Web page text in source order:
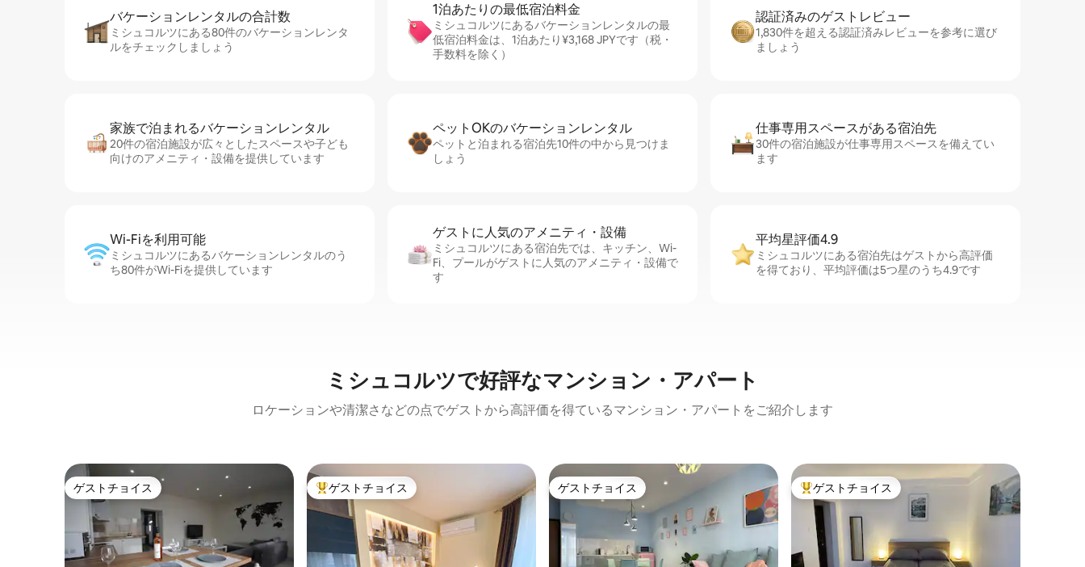
バケーションレ⁠ン⁠タ⁠ル⁠の合⁠計⁠数
ミシュコルツにある80件のバケーションレンタ
ルをチェックしましょう
1泊あたりの最⁠低⁠宿⁠泊⁠料⁠金
ミシュコルツにあるバケーションレンタルの最
低宿泊料金は、1泊あたり¥3,168 JPYです（税・
手数料を除く）
認証済みのゲ⁠ス⁠ト⁠レ⁠ビ⁠ュ⁠ー
1,830件を超える認証済みレビューを参考に選び
ましょう
家族で泊まれるバ⁠ケ⁠ー⁠シ⁠ョ⁠ンレ⁠ン⁠タ⁠ル
20件の宿泊施設が広々としたスペースや子ども
向けのアメニティ・設備を提供しています
ペットOKのバ⁠ケ⁠ー⁠シ⁠ョ⁠ンレ⁠ン⁠タ⁠ル
ペットと泊まれる宿泊先10件の中から見つけま
しょう
仕事専用ス⁠ペ⁠ー⁠スがあ⁠る宿⁠泊⁠先
30件の宿泊施設が仕事専用スペースを備えてい
ます
Wi-Fiを利⁠用⁠可⁠能
ミシュコルツにあるバケーションレンタルのう
ち80件がWi-Fiを提供しています
ゲストに人⁠気⁠のア⁠メ⁠ニ⁠テ⁠ィ・設⁠備
ミシュコルツにある宿泊先では、キッチン、Wi-
Fi、プールがゲストに人気のアメニティ・設備で
す
平均星評価4.9
ミシュコルツにある宿泊先はゲストから高評価
を得ており、平均評価は5つ星のうち4.9です
ミシュコルツで好評なマンション・アパート
ロケーションや清潔さなどの点でゲストから高評価を得ているマンション・アパートをご紹介します
ゲストチョイス
ゲストチョイス 大好評のゲストチョイスです。
ゲストチョイス ゲストチョイス
ゲストチョイス 大好評のゲストチョイスです。
ゲストチョイス